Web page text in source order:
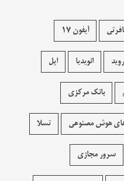
آیفون 17
انویدیا اپل
بانک مرکزی
هوش مصنوعی تسلا
سرور مجازی